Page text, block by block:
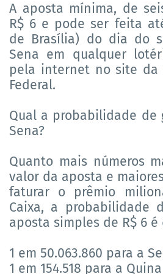
A aposta mínima, de
R$ 6 e pode ser feita
de Brasília) do dia do
Sena em qualquer
pela internet no site da
Federal.
Qual a probabilidade de
Sena?
Quanto mais números
valor da aposta e
faturar o prêmio
Caixa, a probabilidade
aposta simples de R$ 6 é
1 em 50.063.860 para a
1 em 154.518 para a Quina